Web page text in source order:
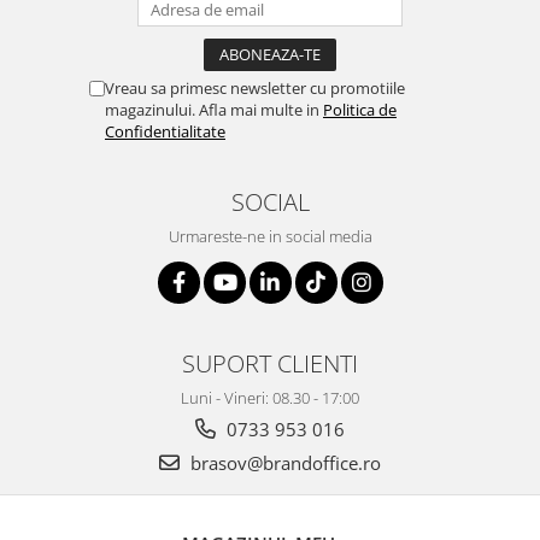
Vreau sa primesc newsletter cu promotiile
magazinului. Afla mai multe in Politica de
Confidentialitate
SOCIAL
Urmareste-ne in social media
SUPORT CLIENTI
Luni - Vineri: 08.30 - 17:00
0733 953 016
brasov@brandoffice.ro